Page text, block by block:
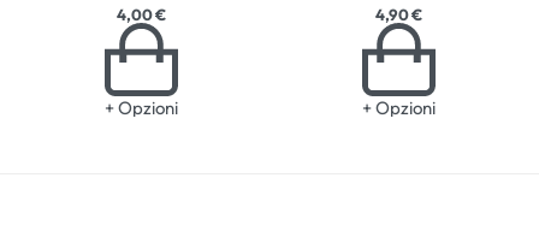
4,00€
+ Opzioni
4,90€
+ Opzioni